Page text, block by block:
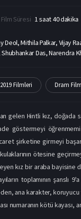
Film Süresi 1 saat 40 dakika
Deol, Mithila Palkar, Vijay
Das, Narendra
2019 Filmleri Dram
gelen Hintli kız, doğada
göstermeyi
şirketine girmeyi
ötesine
kız bir araba bayisine
toplamının şanslı
ana karakter, koruyucu
numaranın kötü